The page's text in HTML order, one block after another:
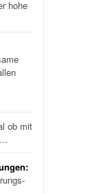
hohe
ob mit